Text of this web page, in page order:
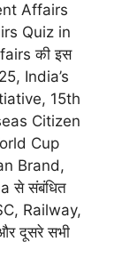
Affairs
Quiz in
की इस
India’s
15th
Citizen
Cup
Brand,
से संबंधित
Railway,
दूसरे सभी